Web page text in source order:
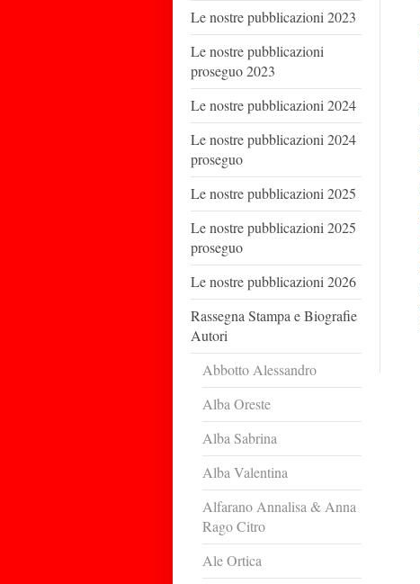
Le nostre pubblicazioni 2023
Le nostre pubblicazioni
proseguo 2023
Le nostre pubblicazioni 2024
Le nostre pubblicazioni 2024
proseguo
Le nostre pubblicazioni 2025
Le nostre pubblicazioni 2025
proseguo
Le nostre pubblicazioni 2026
Rassegna Stampa e Biografie
Autori
Abbotto Alessandro
Alba Oreste
Alba Sabrina
Alba Valentina
Alfarano Annalisa & Anna
Rago Citro
Ale Ortica